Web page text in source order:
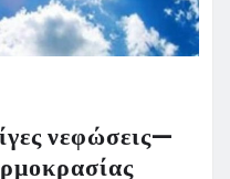
νεφώσεις—